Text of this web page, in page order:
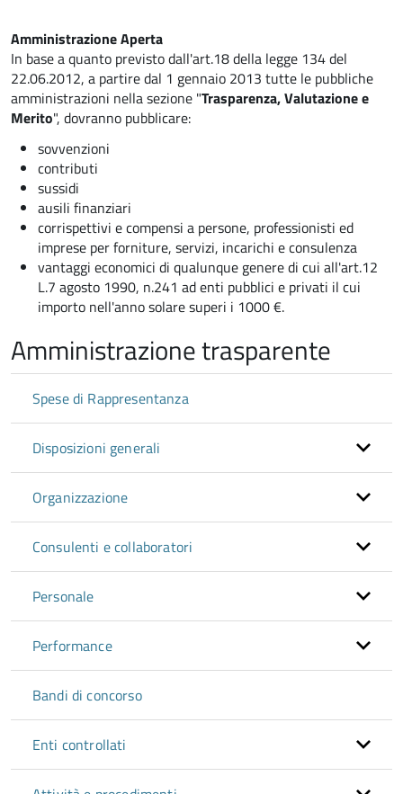
Amministrazione Aperta
In base a quanto previsto dall'art.18 della legge 134 del
22.06.2012, a partire dal 1 gennaio 2013 tutte le pubbliche
amministrazioni nella sezione "Trasparenza, Valutazione e
Merito", dovranno pubblicare:
sovvenzioni
contributi
sussidi
ausili finanziari
corrispettivi e compensi a persone, professionisti ed
imprese per forniture, servizi, incarichi e consulenza
vantaggi economici di qualunque genere di cui all'art.12
L.7 agosto 1990, n.241 ad enti pubblici e privati il cui
importo nell'anno solare superi i 1000 €.
Amministrazione trasparente
Spese di Rappresentanza
Disposizioni generali
Organizzazione
Consulenti e collaboratori
Personale
Performance
Bandi di concorso
Enti controllati